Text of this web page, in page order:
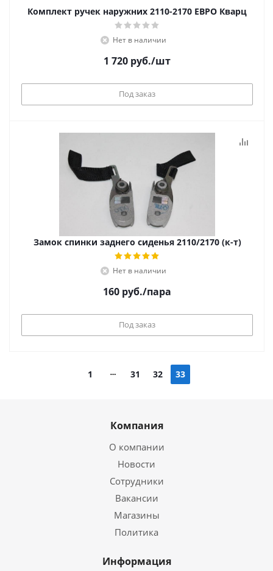
Комплект ручек наружних 2110-2170 ЕВРО Кварц
Нет в наличии
1 720 руб./шт
Под заказ
Замок спинки заднего сиденья 2110/2170 (к-т)
Нет в наличии
160 руб./пара
Под заказ
1 31 32 33
Компания
О компании
Новости
Сотрудники
Вакансии
Магазины
Политика
Информация